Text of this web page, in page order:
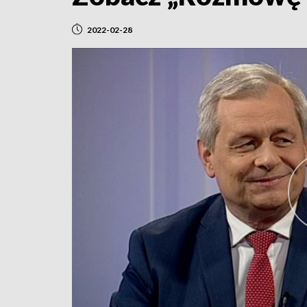
2022-02-28